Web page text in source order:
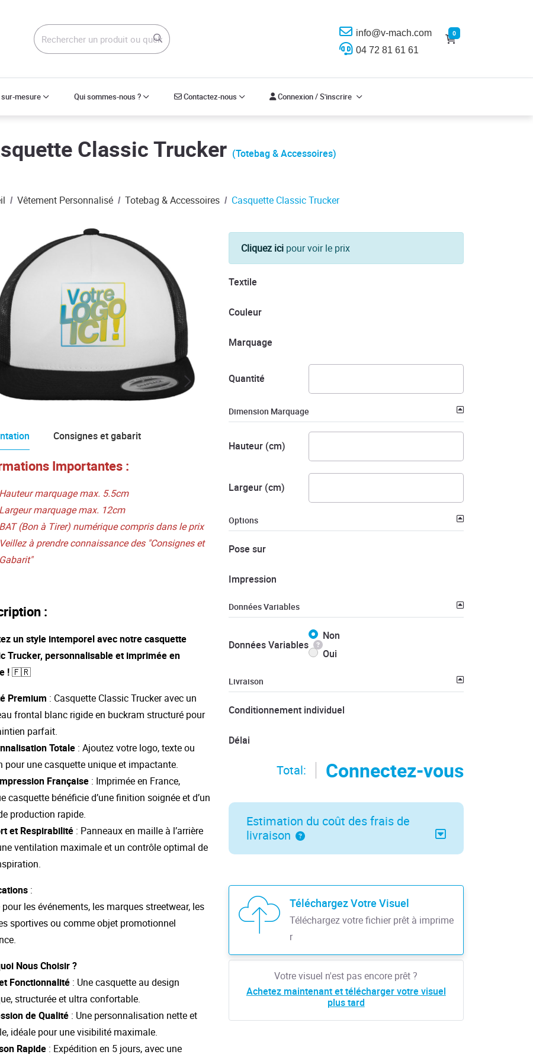
info@v-mach.com
04 72 81 61 61
0
sur-mesure Qui sommes-nous ? Contactez-nous
Contactez-nous Connexion / S'inscrire
Connexion / S'inscrire
Classic Trucker (Totebag & Accessoires)
Vêtement Personnalisé Totebag & Accessoires Casquette Classic Trucker
Consignes et gabarit
Importantes :
Hauteur marquage max. 5.5cm
Largeur marquage max. 12cm
BAT (Bon à Tirer) numérique compris dans le prix
Veillez à prendre connaissance des "Consignes et
Gabarit"
:
un style intemporel avec notre casquette
Trucker, personnalisable et imprimée en
! 🇫🇷
Premium : Casquette Classic Trucker avec un
frontal blanc rigide en buckram structuré pour
parfait.
Totale : Ajoutez votre logo, texte ou
pour une casquette unique et impactante.
Française : Imprimée en France,
casquette bénéficie d’une finition soignée et d’un
production rapide.
et Respirabilité : Panneaux en maille à l’arrière
ventilation maximale et un contrôle optimal de
:
pour les événements, les marques streetwear, les
sportives ou comme objet promotionnel
Nous Choisir ?
Fonctionnalité : Une casquette au design
structurée et ultra confortable.
de Qualité : Une personnalisation nette et
idéale pour une visibilité maximale.
Rapide : Expédition en 5 jours, avec une
Cliquez icipour voir le prix
Textile
Couleur
Marquage
Quantité
Dimension Marquage
Hauteur (cm)
Largeur (cm)
Options
Pose sur
Impression
Données Variables
Données Variables
Non
Oui
Livraison
Conditionnement individuel
Délai
Total: Connectez-vous
Estimation du coût des frais de
livraison
Téléchargez Votre Visuel
Téléchargez votre fichier prêt à imprime
r
Votre visuel n'est pas encore prêt ?
Achetez maintenant et télécharger votre visuel
plus tard